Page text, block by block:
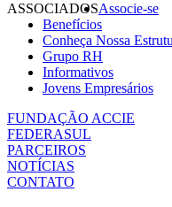
ASSOCIADOSAssocie-se
Benefícios
Conheça Nossa
Grupo RH
Informativos
Jovens Empresários
FUNDAÇÃO ACCIE
FEDERASUL
PARCEIROS
NOTÍCIAS
CONTATO